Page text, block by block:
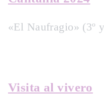
«El Naufragio» (3º
Visita al vivero